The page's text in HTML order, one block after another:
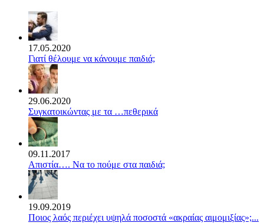
17.05.2020
Γιατί θέλουμε να κάνουμε παιδιά;
29.06.2020
Συγκατοικώντας με τα …πεθερικά
09.11.2017
Απιστία…. Να το πούμε στα παιδιά;
19.09.2019
Ποιος λαός περιέχει υψηλά ποσοστά «ακραίας αιμομιξίας»;...